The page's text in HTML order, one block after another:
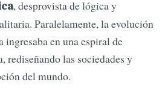
, desprovista de lógica y
Paralelamente, la evolución
en una espiral de
rediseñando las sociedades y
del mundo.